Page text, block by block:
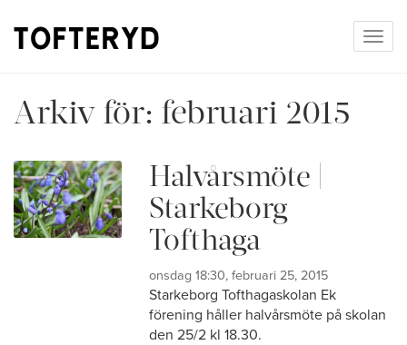
Arkiv för: februari 2015
Halvårsmöte |
Starkeborg
Tofthaga
onsdag 18:30, februari 25, 2015
Starkeborg Tofthagaskolan Ek
förening håller halvårsmöte på skolan
den 25/2 kl 18.30.